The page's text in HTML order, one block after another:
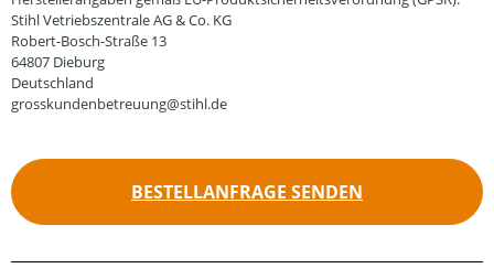
Stihl Vetriebszentrale AG & Co. KG
Robert-Bosch-Straße 13
64807 Dieburg
Deutschland
grosskundenbetreuung@stihl.de
BESTELLANFRAGE SENDEN